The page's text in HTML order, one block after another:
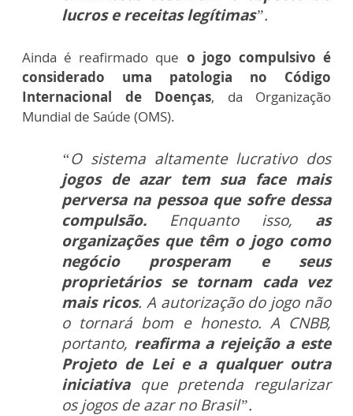
lucros e receitas legítimas”.
Ainda é reafirmado que o jogo compulsivo é
considerado uma patologia no Código
Internacional de Doenças, da Organização
Mundial de Saúde (OMS).
“O sistema altamente lucrativo dos
jogos de azar tem sua face mais
perversa na pessoa que sofre dessa
compulsão. Enquanto isso, as
organizações que têm o jogo como
negócio prosperam e seus
proprietários se tornam cada vez
mais ricos. A autorização do jogo não
o tornará bom e honesto. A CNBB,
portanto, reafirma a rejeição a este
Projeto de Lei e a qualquer outra
iniciativa que pretenda regularizar
os jogos de azar no Brasil”.